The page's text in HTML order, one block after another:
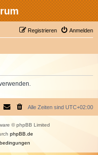
Anmelden
Registrieren
Alle Zeiten sind UTC+02:00
© phpBB Limited
phpBB.de